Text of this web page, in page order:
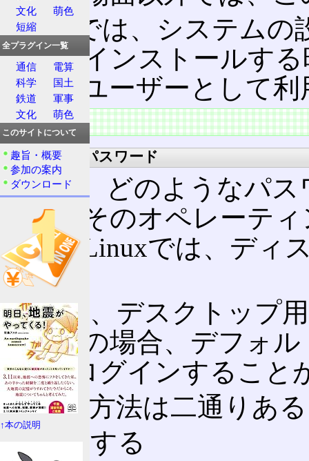
UNIXでは、システムの
ェアをインストールす
も一般ユーザーとして
特徴
デフォルトパスワード
rootに、どのようなパ
かは、そのオペレーテ
ある。Linuxでは、ディ
う。
例えば、デスクトップ
Ubuntu の場合、デフォ
rootでログインすること
解決の方法は二通りあ
する
文化
萌色
短縮
全プラグイン一覧
通信
電算
科学
国土
鉄道
軍事
文化
萌色
このサイトについて
趣旨・概要
参加の案内
ダウンロード
↑本の説明